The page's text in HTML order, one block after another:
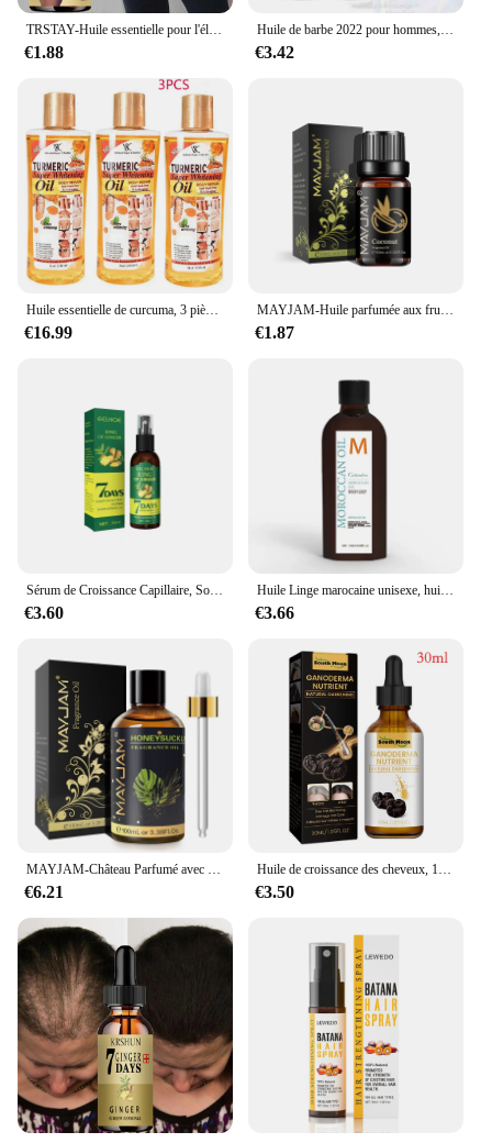
€1.88 €3.42
€16.99 €1.87
€3.60
Huile Linge marocaine unisexe, huile d'argan raffermissante et hydratante pour la peau, 2 massages frais et confortables, 120ml
€3.66
MAYJAM-Château Parfumé avec Compte-Gouttes pour Humidificateur, Diffuseur de Voiture, Musc Blanc, Bubble Gum, Brise Marine, Poudre Freesia pour Bébé, 100ml
€6.21
Huile de croissance des cheveux, 100% pure et naturelle, bio, anti-installation
€3.50